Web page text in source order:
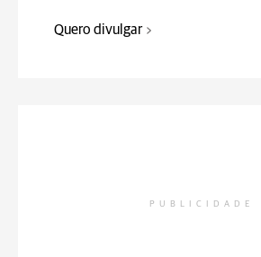
Quero divulgar
PUBLICIDADE